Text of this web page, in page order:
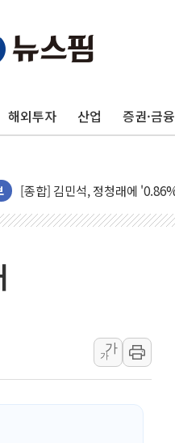
해외투자 산업 증권·금융
포항시 재난예산 40억 긴급
울진·영덕 '호우특보'-포항 '산
인천 합동연설회 나선 송영길
김민석, 2주차 제주·인천 경
[속보] 민주, 제주·인천 경선
[속보] 민주, 인천 경선 결과
[속보] 민주, 제주 경선 결과
이번주 국내 주요 금융일정
美, 이란전 출구전략 만지작
강릉·동해·삼척 시간당 최대
폐기물 수거하다 참변…60대
서울 중랑구 주택가서 흉기
가
가